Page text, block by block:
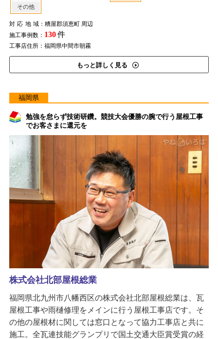
その他
対応地域：糟屋郡須恵町 周辺
施工事例数： 130件
工事店住所：福岡県中間市朝霧
もっと詳しく見る
福岡県
勉強を怠らず技術研鑽。競技大会優勝の腕で行う屋根工事
でお客さまに還元を
株式会社北部屋根総業
福岡県北九州市八幡西区の株式会社北部屋根総業は、瓦
屋根工事や雨樋修理をメインに行う屋根工事店です。そ
の他の屋根材に関しては窓口となって協力工事店と共に
施工。全瓦連技能グランプリで国土交通大臣賞受賞の経